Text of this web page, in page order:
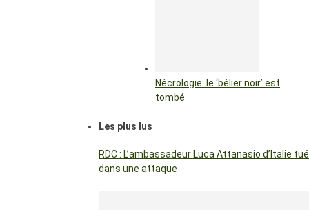
Nécrologie: le ‘bélier noir’ est
tombé
Les plus lus
RDC : L’ambassadeur Luca Attanasio d’Italie tué
dans une attaque